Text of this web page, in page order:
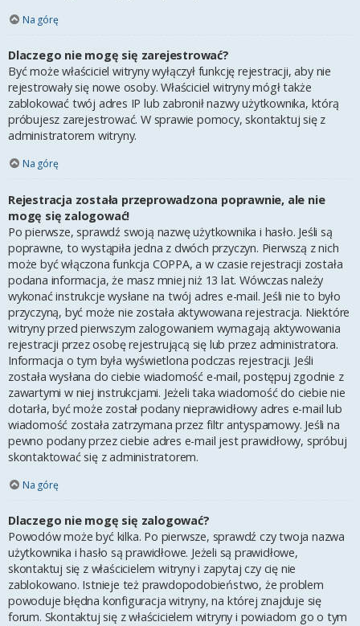
Na górę
Dlaczego nie mogę się zarejestrować?
Być może właściciel witryny wyłączył funkcję rejestracji, aby nie
rejestrowały się nowe osoby. Właściciel witryny mógł także
zablokować twój adres IP lub zabronił nazwy użytkownika, którą
próbujesz zarejestrować. W sprawie pomocy, skontaktuj się z
administratorem witryny.
Na górę
Rejestracja została przeprowadzona poprawnie, ale nie
mogę się zalogować!
Po pierwsze, sprawdź swoją nazwę użytkownika i hasło. Jeśli są
poprawne, to wystąpiła jedna z dwóch przyczyn. Pierwszą z nich
może być włączona funkcja COPPA, a w czasie rejestracji została
podana informacja, że masz mniej niż 13 lat. Wówczas należy
wykonać instrukcje wysłane na twój adres e-mail. Jeśli nie to było
przyczyną, być może nie została aktywowana rejestracja. Niektóre
witryny przed pierwszym zalogowaniem wymagają aktywowania
rejestracji przez osobę rejestrującą się lub przez administratora.
Informacja o tym była wyświetlona podczas rejestracji. Jeśli
została wysłana do ciebie wiadomość e-mail, postępuj zgodnie z
zawartymi w niej instrukcjami. Jeżeli taka wiadomość do ciebie nie
dotarła, być może został podany nieprawidłowy adres e-mail lub
wiadomość została zatrzymana przez filtr antyspamowy. Jeśli na
pewno podany przez ciebie adres e-mail jest prawidłowy, spróbuj
skontaktować się z administratorem.
Na górę
Dlaczego nie mogę się zalogować?
Powodów może być kilka. Po pierwsze, sprawdź czy twoja nazwa
użytkownika i hasło są prawidłowe. Jeżeli są prawidłowe,
skontaktuj się z właścicielem witryny i zapytaj czy cię nie
zablokowano. Istnieje też prawdopodobieństwo, że problem
powoduje błędna konfiguracja witryny, na której znajduje się
forum. Skontaktuj się z właścicielem witryny i powiadom go o tym